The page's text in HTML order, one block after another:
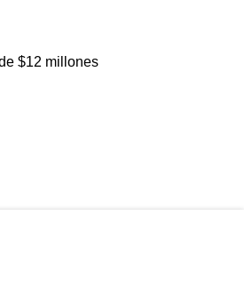
$12 millones